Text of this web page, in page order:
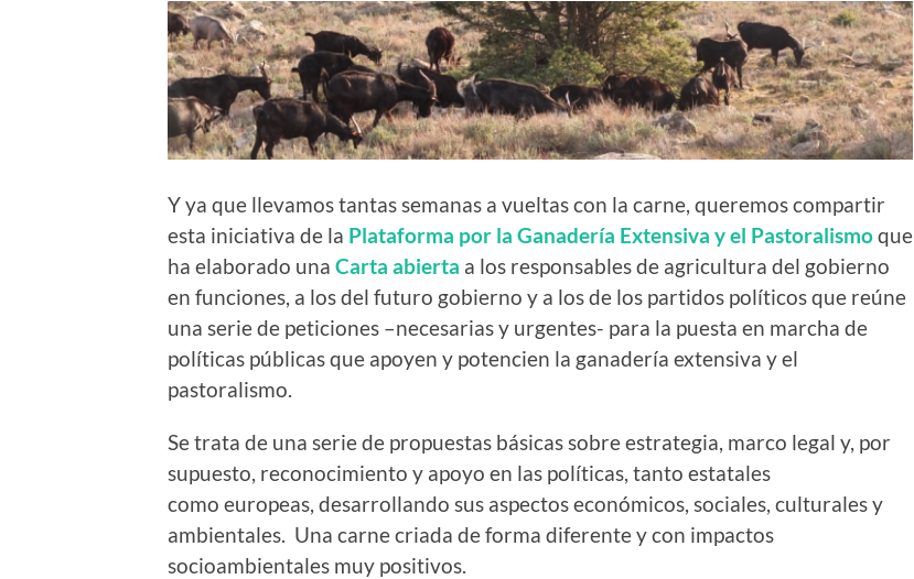
Y ya que llevamos tantas semanas a vueltas con la carne, queremos compartir
esta iniciativa de la Plataforma por la Ganadería Extensiva y el Pastoralismoque
ha elaborado una Carta abierta a los responsables de agricultura del gobierno
en funciones, a los del futuro gobierno y a los de los partidos políticos que reúne
una serie de peticiones –necesarias y urgentes- para la puesta en marcha de
políticas públicas que apoyen y potencien la ganadería extensiva y el
pastoralismo.
Se trata de una serie de propuestas básicas sobre estrategia, marco legal y, por
supuesto, reconocimiento y apoyo en las políticas, tanto estatales
como europeas, desarrollando sus aspectos económicos, sociales, culturales y
ambientales. Una carne criada de forma diferente y con impactos
socioambientales muy positivos.